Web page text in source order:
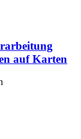
auf Karten